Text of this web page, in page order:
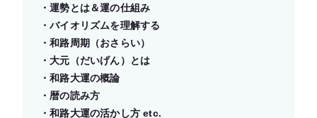
・運勢とは＆運の仕組み
・バイオリズムを理解する
・和路周期（おさらい）
・大元（だいげん）とは
・和路大運の概論
・暦の読み方
・和路大運の活かし方 etc.